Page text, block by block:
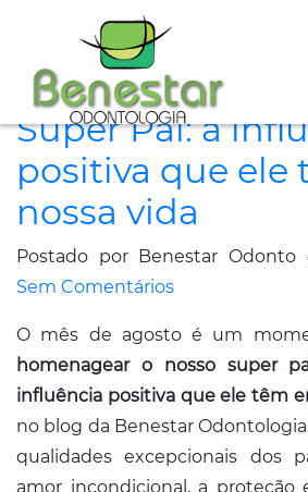
A
Clínica
Especialidades
Depoimentos
Dicas
de
Saúde
Fale
Super Pai: a
positiva que ele
nossa vida
Postado por Benestar Odonto
Sem Comentários
O mês de agosto é um
homenagear o nosso super
influência positiva que ele têm
no blog da Benestar
qualidades excepcionais dos
amor incondicional, a proteção